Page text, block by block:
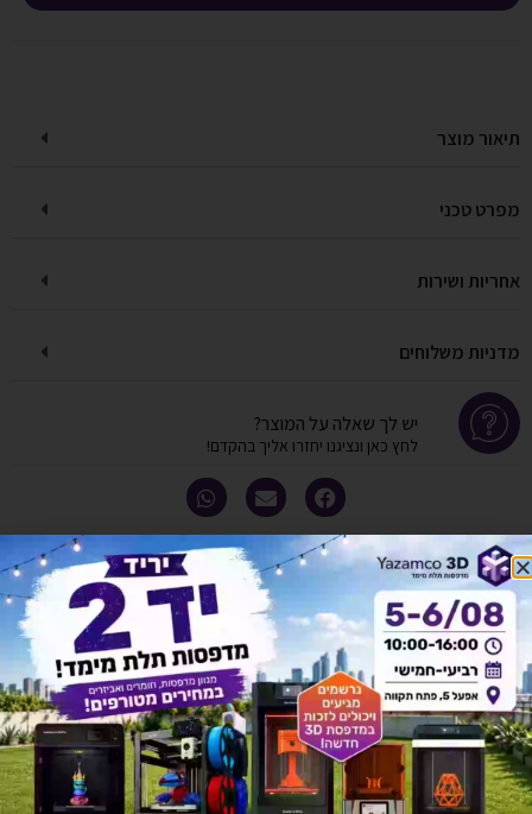
תיאור מוצר
מפרט טכני
אחריות ושירות
מדניות משלוחים
יש לך שאלה על המוצר?
לחץ כאן ונציגנו יחזרו אליך בהקדם!
אולי יעניין אותך גם